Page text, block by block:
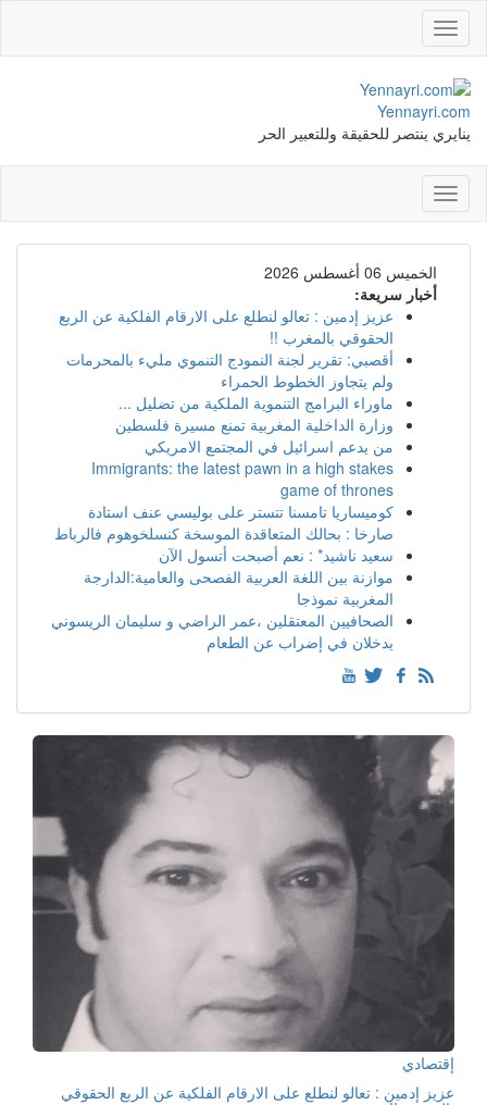
Toggle
navigation
Yennayri.com
ينايري ينتصر للحقيقة وللتعبير الحر
Toggle
navigation
الخميس 06 أغسطس 2026
أخبار سريعة:
عزيز إدمين : تعالو لنطلع على الارقام الفلكية عن الربع
الحقوقي بالمغرب !!
أقصبي: تقرير لجنة النمودج التنموي مليء بالمحرمات
ولم يتجاوز الخطوط الحمراء
ماوراء البرامج التنموية الملكية من تضليل ...
وزارة الداخلية المغربية تمنع مسيرة فلسطين
من يدعم اسرائيل في المجتمع الامريكي
Immigrants: the latest pawn in a high stakes
game of thrones
كوميساريا تامسنا تتستر على بوليسي عنف استادة
صارخا : بحالك المتعاقدة الموسخة كنسلخوهوم فالرباط
سعيد ناشيد* : نعم أصبحت أتسول الآن
موازنة بين اللغة العربية الفصحى والعامية:الدارجة
المغربية نموذجا
الصحافيين المعتقلين ،عمر الراضي و سليمان الريسوني
يدخلان في إضراب عن الطعام
إقتصادي
عزيز إدمين : تعالو لنطلع على الارقام الفلكية عن الربع الحقوقي